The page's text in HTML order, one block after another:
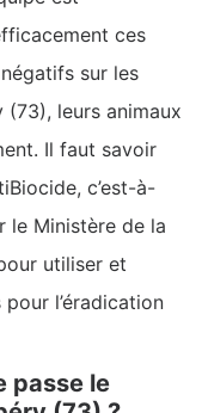
ces
sur les
leurs animaux
Il faut savoir
c’est-à-
le Ministère de la
utiliser et
l’éradication
passe le